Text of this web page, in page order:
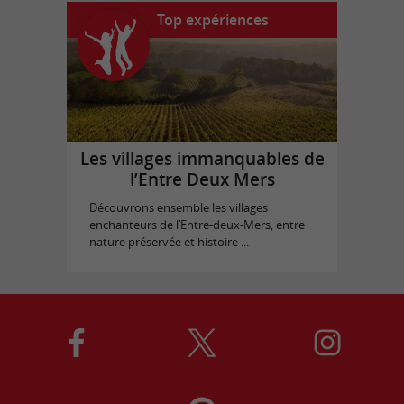
Top expériences
Les villages immanquables de
l’Entre Deux Mers
Découvrons ensemble les villages
enchanteurs de l’Entre-deux-Mers, entre
nature préservée et histoire ...